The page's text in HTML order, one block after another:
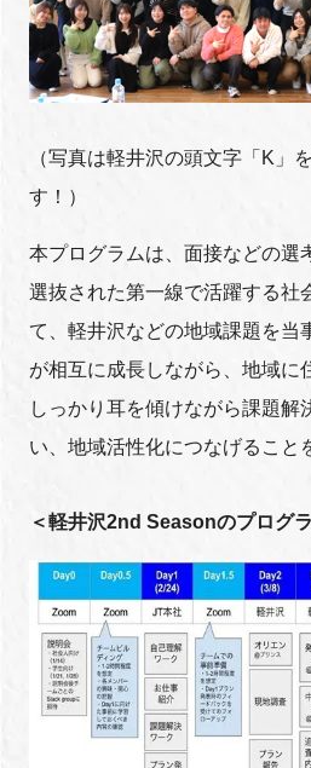
（写真は軽井沢の頭文字「K」
す！）
本プログラムは、面接などの選
選抜された第一線で活躍する社
て、軽井沢などの地域課題を当
が相互に成長しながら、地域に
しっかり耳を傾けながら課題解
い、地域活性化につなげること
＜軽井沢2nd Seasonのプログ